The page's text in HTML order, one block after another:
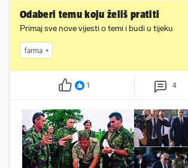
Odaberi temu koju želiš pratiti
Primaj sve nove vijesti o temi i budi u tijeku
farma
1 4